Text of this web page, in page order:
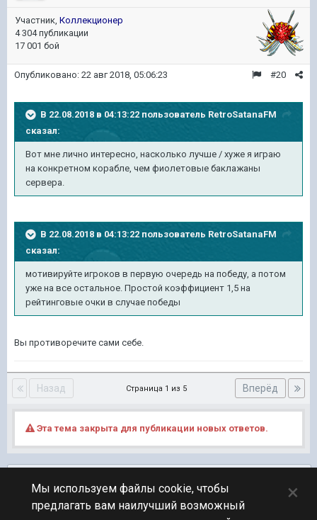
Участник, Коллекционер
4 304 публикации
17 001 бой
#20
Опубликовано: 22 авг 2018, 05:06:23
В 22.08.2018 в 04:13:22 пользователь RetroSatanaFM
сказал:
Вот мне лично интересно, насколько лучше / хуже я играю
на конкретном корабле, чем фиолетовые баклажаны
сервера.
В 22.08.2018 в 04:13:22 пользователь RetroSatanaFM
сказал:
мотивируйте игроков в первую очередь на победу, а потом
уже на все остальное. Простой коэффициент 1,5 на
рейтинговые очки в случае победы
Вы противоречите сами себе.
Назад Вперёд
Страница 1 из 5
Эта тема закрыта для публикации новых ответов.
ПЕРЕЙТИ К СПИСКУ ТЕМ
Мы используем файлы cookie, чтобы
предлагать вам наилучший возможный
×